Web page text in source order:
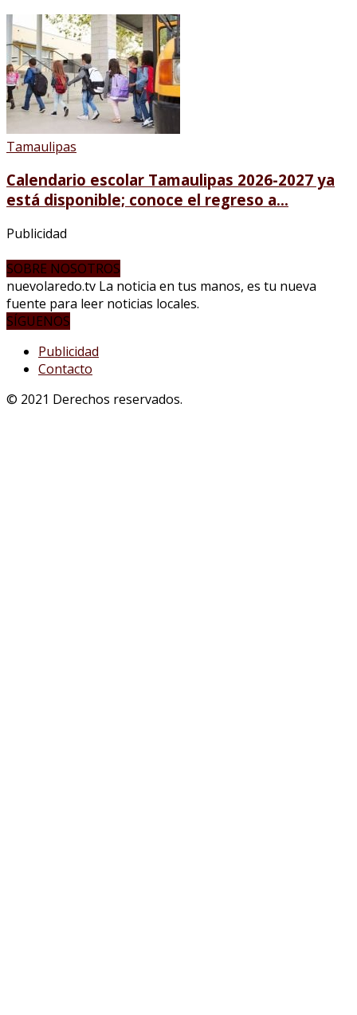
Tamaulipas
Calendario escolar Tamaulipas 2026-2027 ya
está disponible; conoce el regreso a...
Publicidad
SOBRE NOSOTROS
nuevolaredo.tv La noticia en tus manos, es tu nueva
fuente para leer noticias locales.
SÍGUENOS
Publicidad
Contacto
© 2021 Derechos reservados.